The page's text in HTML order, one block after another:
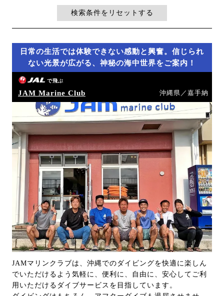
検索条件をリセットする
日常の生活では体験できない感動と興奮。信じられ
ない光景が広がる、神秘の海中世界をご案内！
で飛ぶ
JAM Marine Club 沖縄県／嘉手納
JAMマリンクラブは、沖縄でのダイビングを快適に楽しん
でいただけるよう気軽に、便利に、自由に、安心してご利
用いただけるダイブサービスを目指しています。